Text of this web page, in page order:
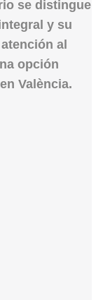
se distingue
y su
al
opción
València.